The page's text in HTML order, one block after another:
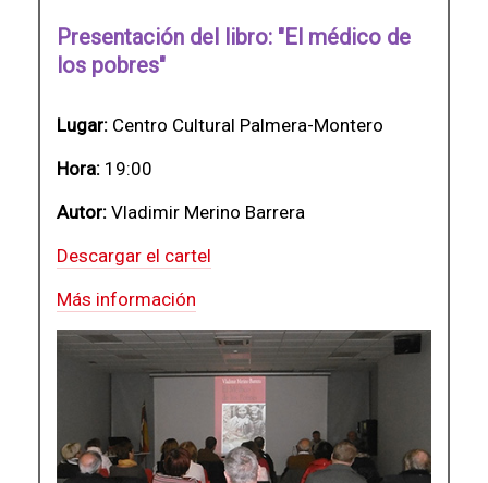
Presentación del libro: "El médico de
los pobres"
Lugar: Centro Cultural Palmera-Montero
Hora: 19:00
Autor: Vladimir Merino Barrera
Descargar el cartel
Más información